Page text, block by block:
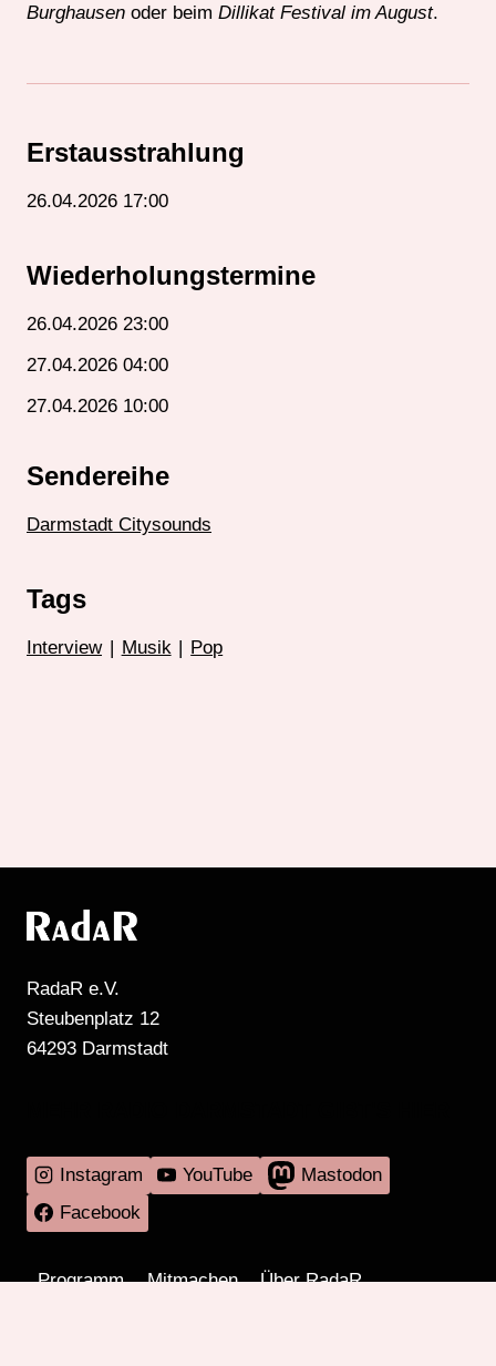
Burghausen oder beim Dillikat Festival im August.
Erstausstrahlung
26.04.2026 17:00
Wiederholungstermine
26.04.2026 23:00
27.04.2026 04:00
27.04.2026 10:00
Sendereihe
Darmstadt Citysounds
Tags
Interview Musik Pop
RadaR e.V.
Steubenplatz 12
64293 Darmstadt
Instagram YouTube
Mastodon
Facebook
Programm Mitmachen
Über RadaR